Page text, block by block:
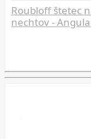
Roubloff štetec
nechtov -